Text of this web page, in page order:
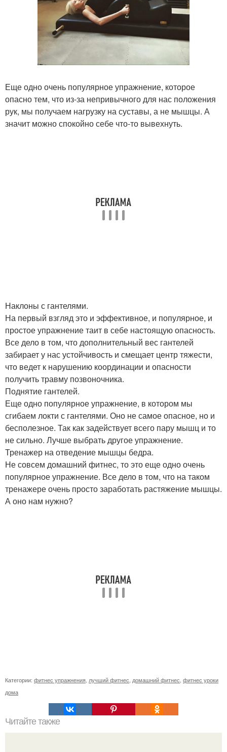
Еще одно очень популярное упражнение, которое
опасно тем, что из-за непривычного для нас положения
рук, мы получаем нагрузку на суставы, а не мышцы. А
значит можно спокойно себе что-то вывехнуть.
Наклоны с гантелями.
На первый взгляд это и эффективное, и популярное, и
простое упражнение таит в себе настоящую опасность.
Все дело в том, что дополнительный вес гантелей
забирает у нас устойчивость и смещает центр тяжести,
что ведет к нарушению координации и опасности
получить травму позвоночника.
Поднятие гантелей.
Еще одно популярное упражнение, в котором мы
сгибаем локти с гантелями. Оно не самое опасное, но и
бесполезное. Так как задействует всего пару мышц и то
не сильно. Лучше выбрать другое упражнение.
Тренажер на отведение мышцы бедра.
Не совсем домашний фитнес, то это еще одно очень
популярное упражнение. Все дело в том, что на таком
тренажере очень просто заработать растяжение мышцы.
А оно нам нужно?
Категории: фитнес упражнения лучший фитнес домашний фитнес фитнес уроки
дома
Читайте также